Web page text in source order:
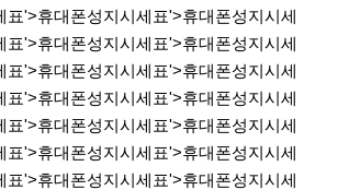
표'>휴대폰성지시세표'>휴대폰성지시세
표'>휴대폰성지시세표'>휴대폰성지시세
표'>휴대폰성지시세표'>휴대폰성지시세
표'>휴대폰성지시세표'>휴대폰성지시세
표'>휴대폰성지시세표'>휴대폰성지시세
표'>휴대폰성지시세표'>휴대폰성지시세
표'>휴대폰성지시세표'>휴대폰성지시세